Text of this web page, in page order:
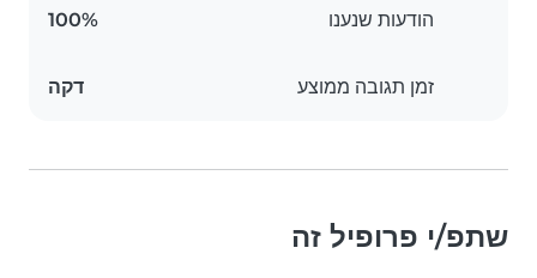
הודעות שנענו 100%
זמן תגובה ממוצע דקה
שתפ/י פרופיל זה